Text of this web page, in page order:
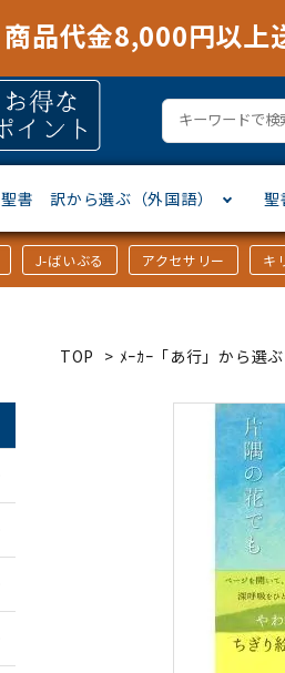
商品代金8,000円以上
聖書 訳から選ぶ（外国語）
その他ヨーロッパ言語
聖
パソコンソフトCD-ROM
「わ行」から選ぶ
J-ばいぶる アクセサリー キ
TOP > ﾒｰｶｰ「あ行」から選ぶ